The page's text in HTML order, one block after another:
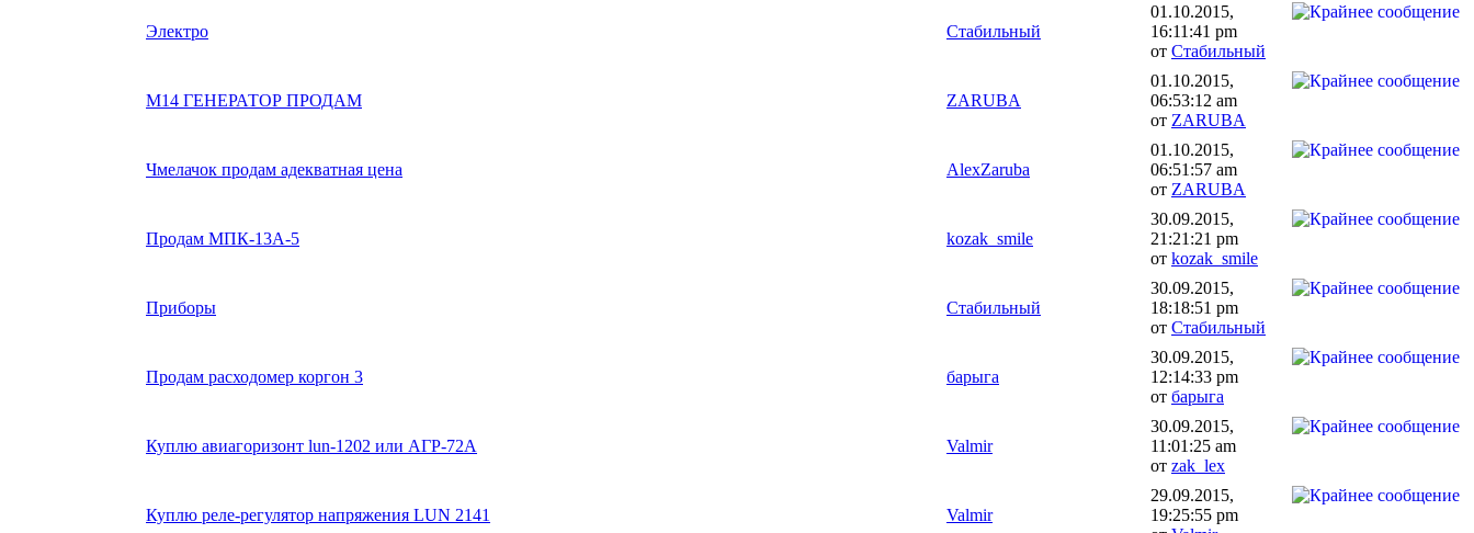
Электро Стабильный
01.10.2015,
16:11:41 pm
от Стабильный
М14 ГЕНЕРАТОР ПРОДАМ ZARUBA
01.10.2015,
06:53:12 am
от ZARUBA
Чмелачок продам адекватная цена AlexZaruba
01.10.2015,
06:51:57 am
от ZARUBA
Продам МПК-13А-5 kozak_smile
30.09.2015,
21:21:21 pm
от kozak_smile
Приборы Стабильный
30.09.2015,
18:18:51 pm
от Стабильный
Продам расходомер коргон 3 барыга
30.09.2015,
12:14:33 pm
от барыга
Куплю авиагоризонт lun-1202 или АГР-72А Valmir
30.09.2015,
11:01:25 am
от zak_lex
Куплю реле-регулятор напряжения LUN 2141 Valmir
29.09.2015,
19:25:55 pm